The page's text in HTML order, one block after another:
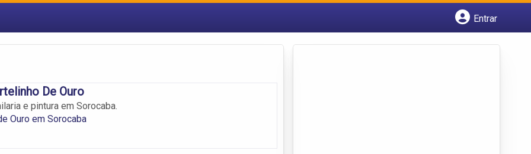
Entrar
De Ouro
e pintura em Sorocaba.
Ouro em Sorocaba